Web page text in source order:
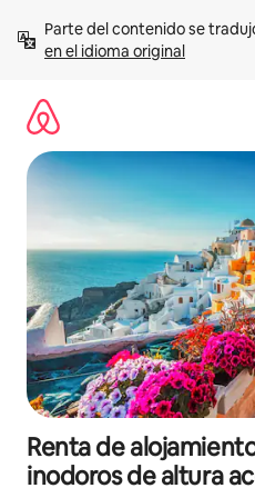
contenido
Parte del contenido se
en el idioma original
Renta de
inodoros de altura